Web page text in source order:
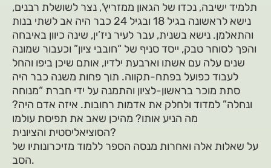
תלמיד ישיבה, נכדו של הגאון ממזריץ’, נצר לשושלת רבנים,
נישא לראשונה בגיל 18 ובגיל 24 כבר היה אב לשתי בנות
והתאלמן. נישא בשנית, עבר לעיר ניז’ין, שינה כיוון באיבחה
והפך לסוחר טבק, ייסד סניף של “חובבי ציון” וכעבור שמונה
שנים עלה עם אשתו וארבעת ילדיו, אותם שיכן ביפו והחל
לעבוד כפועל בפתח-תקווה. תוך פחות משנה כבר היה
סתת מוכר בראשון-לציון והתמנה על ידי חברת “מנוחה
ונחלה” למדוד ולחלק את אדמות רחובות. איזה אדם היה?
מה הניע אותו? מהיכן שאב את תפיסת עולמו
הסוציאליסטית והציונית?
על שאלות אלה ואחרות מנסה הספר ללמוד מזיכרונותיו של
הסב.